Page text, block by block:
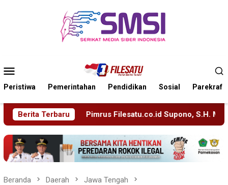
Mobile
Peristiwa Pemerintahan Pendidikan Sosial Parekraf
Berita Terbaru
Supono, S.H. Menuju Tanah Suci, Manajemen
Beranda Daerah Jawa Tengah